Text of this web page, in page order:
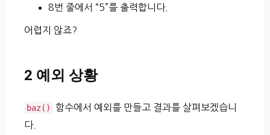
8번 줄에서 “5”를 출력합니다.
어렵지 않죠?
2 예외 상황
baz()
함수에서 예외를 만들고 결과를 살펴보겠습니
다.